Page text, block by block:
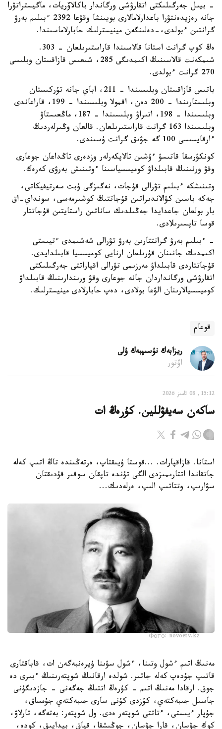
- بيىل جەرگىلىكتى اتقارۋشى ورگاندار باكالاۆريات، ماگيستراتۋرا
جانە رەزيدەنتۋرا باعدارلامالارى بويىنشا وقۋعا 2392 ءبىلىم بەرۋ
گرانتىن ءبولدى،-دەلىنگەن مينيسترلىك حابارلاماسىندا.
ەڭ كوپ گرانت استانا قالاسىندا قاراستىرىلعان - 303.
شىمكەنت قالاسىنىڭ اكىمدىگى 285، شىعىس قازاقستان وبلىسى
270 گرانت ءبولدى.
باتىس قازاقستان وبلىسىندا – 211، اباي جانە تۇركىستان
وبلىستارىندا – 200 دەن، اقمولا وبلىسىندا – 199، قاراعاندى
وبلىسىندا – 198، اتىراۋ وبلىسىندا – 187، ماڭعىستاۋ
وبلىسىندا 163 گرانت قاراستىرىلعان. قالعان وڭىرلەردىڭ
ءارقايسىسى 100 گە جۋىق گرانت ۇسىندى.
كونكۋرسقا قاتىسۋ ءۇشىن تالاپكەرلەر وزدەرى تاڭداعان جوعارى
وقۋ ورنىنىڭ قابىلداۋ كوميسسياسىنا ءوتىنىش بەرۋى كەرەك.
وتىنىشكە ءبىلىم تۋرالى قۇجات، نەگىزگى ۇبت سەرتيفيكاتى،
جەكە باسىن كۋالاندىراتىن قۇجاتتىڭ كوشىرمەسى، سونداي-اق
بار بولعان جاعدايدا جەڭىلدىك ساناتىن راستايتىن قۇجاتتار
قوسا تاپسىرىلادى.
- ءبىلىم بەرۋ گرانتتارىن بەرۋ تۋرالى شەشىمدى ءتيىستى
اكىمدىك جانىنان قۇرىلعان ارنايى كوميسسيا قابىلدايدى.
قۇجاتتاردى قابىلداۋ مەرزىمى تۋرالى اقپاراتتى جەرگىلىكتى
اتقارۋشى ورگانداردان جانە جوعارى وقۋ ورىندارىنىڭ قابىلداۋ
كوميسسيالارىنان الۋعا بولادى، دەپ حابارلادى مينيسترلىك.
قوعام
ريزابەك نۇسىپبەك ۇلى
اۆتور
15:12, 08 تامىز 2026
ساكەن سەيفۋللين. كۇرەڭ ات
استانا. قازاقپارات. ...قوستا ۇيىقتاپ، ەرتەڭىندە تاڭ اتىپ كەلە
جاتقاندا اتتارىمىزدى الگى تۇندە تاپقان سوقىر قۇدىقتان
سۋارىپ، وتتاتىپ الىپ، ەرلەدىك...
Фото: novoetv.kz
مەنىڭ اتىم ءشول وتىنا، ءشول سۋىنا ۇيرەنبەگەن ات، قاباقتارى
قاتىپ جۇدەپ كەلە جاتىر. شولدە ارقانىڭ شوپتەرىنىڭ ءبىرى دە
جوق. ارقادا مەنىڭ اتىم - كۇرەڭ اتتىڭ جەگەنى - جازدىگۇنى
جاسىل جىبەكتەي، كۇزدى كۇنى سارى جىبەكتەي جۇمساق،
جۇپار ءيىستى، ءتاتتى شوپتەر ەدى. ول شوپتەر: بەتەگە، تارلاۋ،